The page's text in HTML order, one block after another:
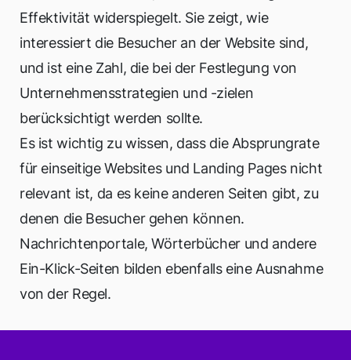
Effektivität widerspiegelt. Sie zeigt, wie
interessiert die Besucher an der Website sind,
und ist eine Zahl, die bei der Festlegung von
Unternehmensstrategien und -zielen
berücksichtigt werden sollte.
Es ist wichtig zu wissen, dass die Absprungrate
für einseitige Websites und Landing Pages nicht
relevant ist, da es keine anderen Seiten gibt, zu
denen die Besucher gehen können.
Nachrichtenportale, Wörterbücher und andere
Ein-Klick-Seiten bilden ebenfalls eine Ausnahme
von der Regel.